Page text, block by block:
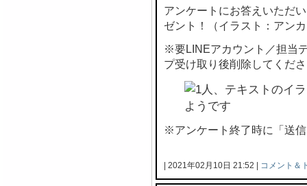
アンケートにお答えいただ
ゼント！（イラスト：アン
※要LINEアカウント／担当
プ受け取り後削除してくだ
※アンケート終了時に「送
| 2021年02月10日 21:52 | コメント＆